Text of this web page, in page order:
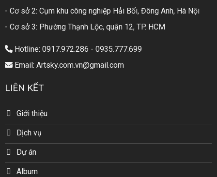
- Cơ sở 2: Cụm khu công nghiệp Hải Bối, Đông Anh, Hà Nội
- Cơ sở 3: Phường Thạnh Lộc, quận 12, TP. HCM
Hotline: 0917.972.286 - 0935.777.699
Email: Artsky.com.vn@gmail.com
LIÊN KẾT
Giới thiệu
Dịch vụ
Dự án
Album